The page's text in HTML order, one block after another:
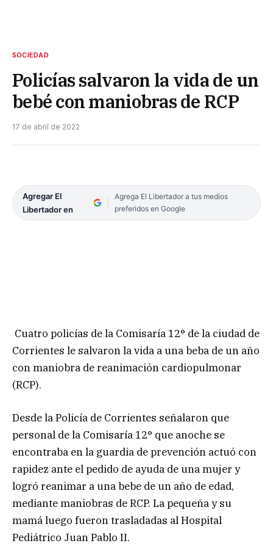
SOCIEDAD
Policías salvaron la vida de un
bebé con maniobras de RCP
17 de abril de 2022
Agregar El
Libertador en
Agrega El Libertador a tus medios
preferidos en Google
Cuatro policías de la Comisaría 12° de la ciudad de
Corrientes le salvaron la vida a una beba de un año
con maniobra de reanimación cardiopulmonar
(RCP).
Desde la Policía de Corrientes señalaron que
personal de la Comisaría 12° que anoche se
encontraba en la guardia de prevención actuó con
rapidez ante el pedido de ayuda de una mujer y
logró reanimar a una bebe de un año de edad,
mediante maniobras de RCP. La pequeña y su
mamá luego fueron trasladadas al Hospital
Pediátrico Juan Pablo II.